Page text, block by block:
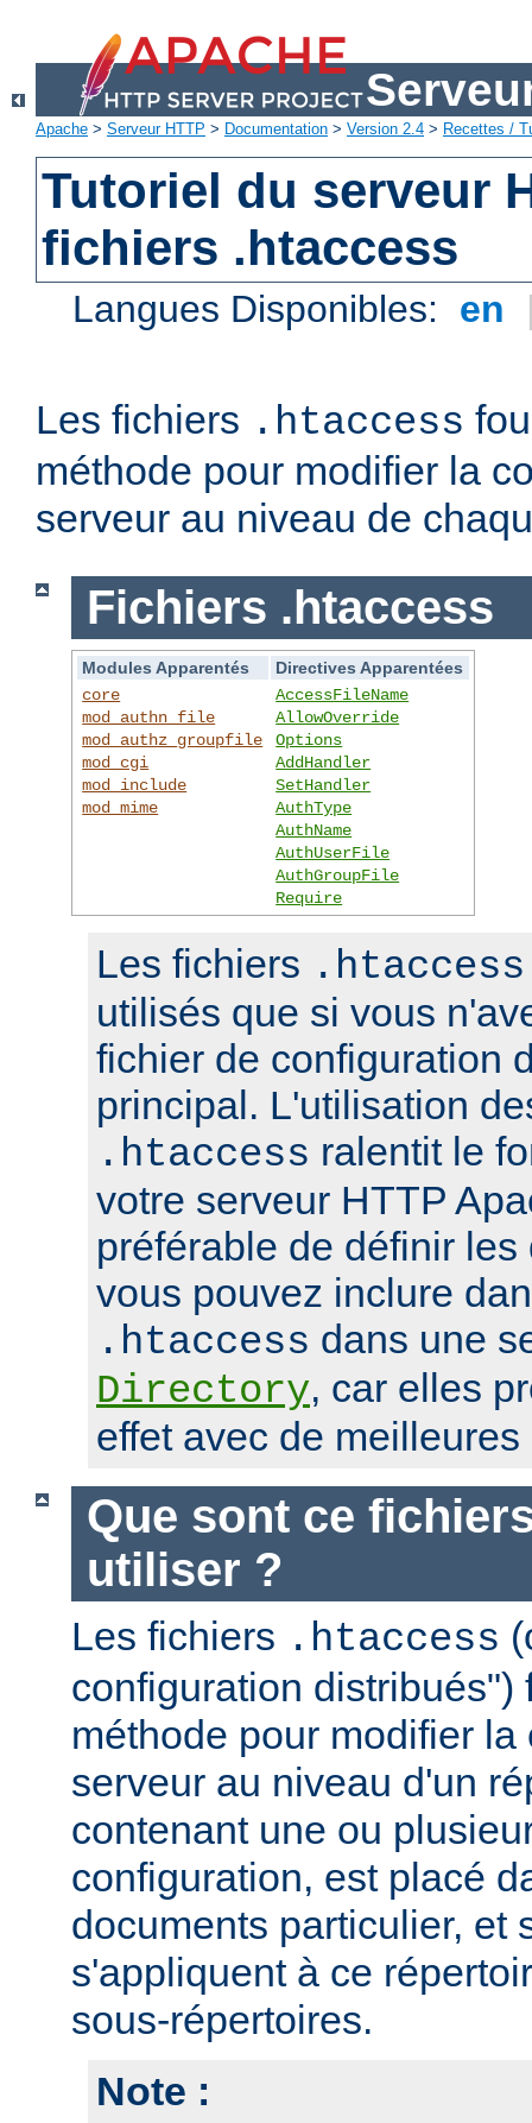
Apache > Serveur HTTP > Documentation > Version 2.4 > Recettes /
Tutoriel du serveur
fichiers .htaccess
Langues Disponibles: en
Les fichiers .htaccess
méthode pour modifier la
serveur au niveau de
Fichiers .htaccess
Modules Apparentés
Directives Apparentées
core
mod_authn_file
mod_authz_groupfile
mod_cgi
mod_include
mod_mime
AccessFileName
AllowOverride
Options
AddHandler
SetHandler
AuthType
AuthName
AuthUserFile
AuthGroupFile
Require
Les fichiers .htaccess
utilisés que si vous
fichier de configuration
principal. L'utilisation
.htaccess ralentit le
votre serveur HTTP
préférable de définir
vous pouvez inclure
.htaccess dans une
Directory, car elles
effet avec de
Que sont ce
utiliser ?
Les fichiers .htaccess
configuration distribués")
méthode pour modifier
serveur au niveau d'un
contenant une ou
configuration, est placé
documents particulier, et
s'appliquent à ce
sous-répertoires.
Note :